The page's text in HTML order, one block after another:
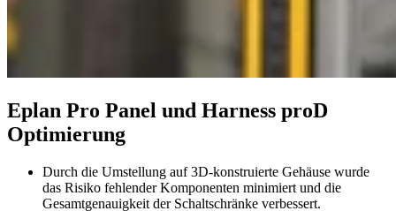
Eplan Pro Panel und Harness proD
Optimierung
Durch die Umstellung auf 3D-konstruierte Gehäuse wurde
das Risiko fehlender Komponenten minimiert und die
Gesamtgenauigkeit der Schaltschränke verbessert.